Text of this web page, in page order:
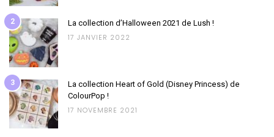
2 La collection d’Halloween 2021 de Lush !
17 JANVIER 2022
3
La collection Heart of Gold (Disney Princess) de
ColourPop !
17 NOVEMBRE 2021